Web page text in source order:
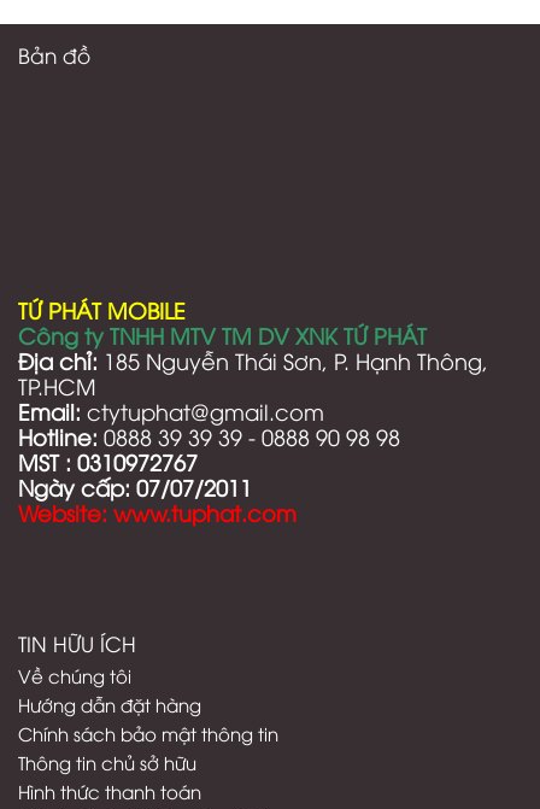
Bản đồ
TỨ PHÁT MOBILE
Công ty TNHH MTV TM DV XNK TỨ PHÁT
Địa chỉ: 185 Nguyễn Thái Sơn, P. Hạnh Thông,
TP.HCM
Email: ctytuphat@gmail.com
Hotline: 0888 39 39 39 - 0888 90 98 98
MST : 0310972767
Ngày cấp: 07/07/2011
Website: www.tuphat.com
TIN HỮU ÍCH
Về chúng tôi
Hướng dẫn đặt hàng
Chính sách bảo mật thông tin
Thông tin chủ sở hữu
Hình thức thanh toán